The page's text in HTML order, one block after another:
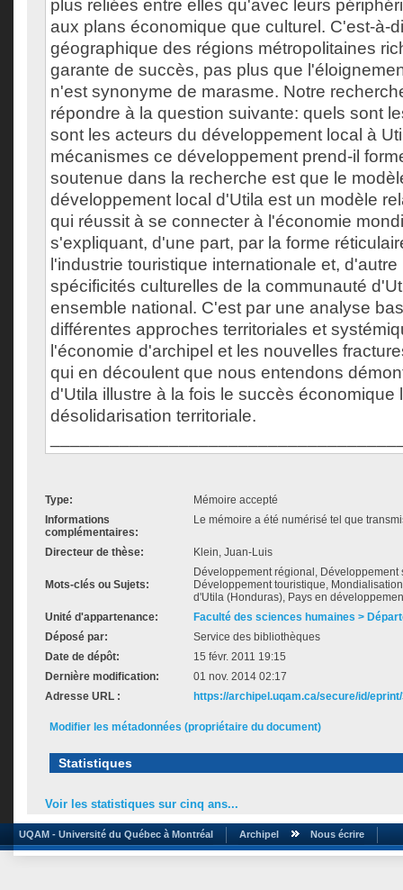
plus reliées entre elles qu'avec leurs
aux plans économique que culturel. C'est-à-
géographique des régions métropolitaines
garante de succès, pas plus que
n'est synonyme de marasme. Notre
répondre à la question suivante: quels sont
sont les acteurs du développement local à
mécanismes ce développement prend-il
soutenue dans la recherche est que le
développement local d'Utila est un modèle
qui réussit à se connecter à l'économie
s'expliquant, d'une part, par la forme
l'industrie touristique internationale et,
spécificités culturelles de la communauté
ensemble national. C'est par une analyse
différentes approches territoriales et
l'économie d'archipel et les nouvelles
qui en découlent que nous entendons
d'Utila illustre à la fois le succès économique
désolidarisation territoriale.
Type:
Mémoire accepté
Informations
complémentaires:
Le mémoire a été numérisé tel que
Directeur de thèse: Klein, Juan-Luis
Mots-clés ou Sujets:
Développement régional, Développement
Développement touristique,
d'Utila (Honduras), Pays en
Unité d'appartenance:
Faculté des sciences humaines >
Déposé par:
Service des bibliothèques
Date de dépôt:
15 févr. 2011 19:15
Dernière modification:
01 nov. 2014 02:17
Adresse URL :
https://archipel.uqam.ca/secure/id/
Modifier les métadonnées (propriétaire du document)
Statistiques
Voir les statistiques sur cinq ans...
UQAM - Université du Québec à Montréal Archipel Nous écrire